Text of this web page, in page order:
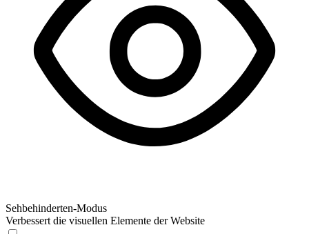
Sehbehinderten-Modus
Verbessert die visuellen Elemente der Website